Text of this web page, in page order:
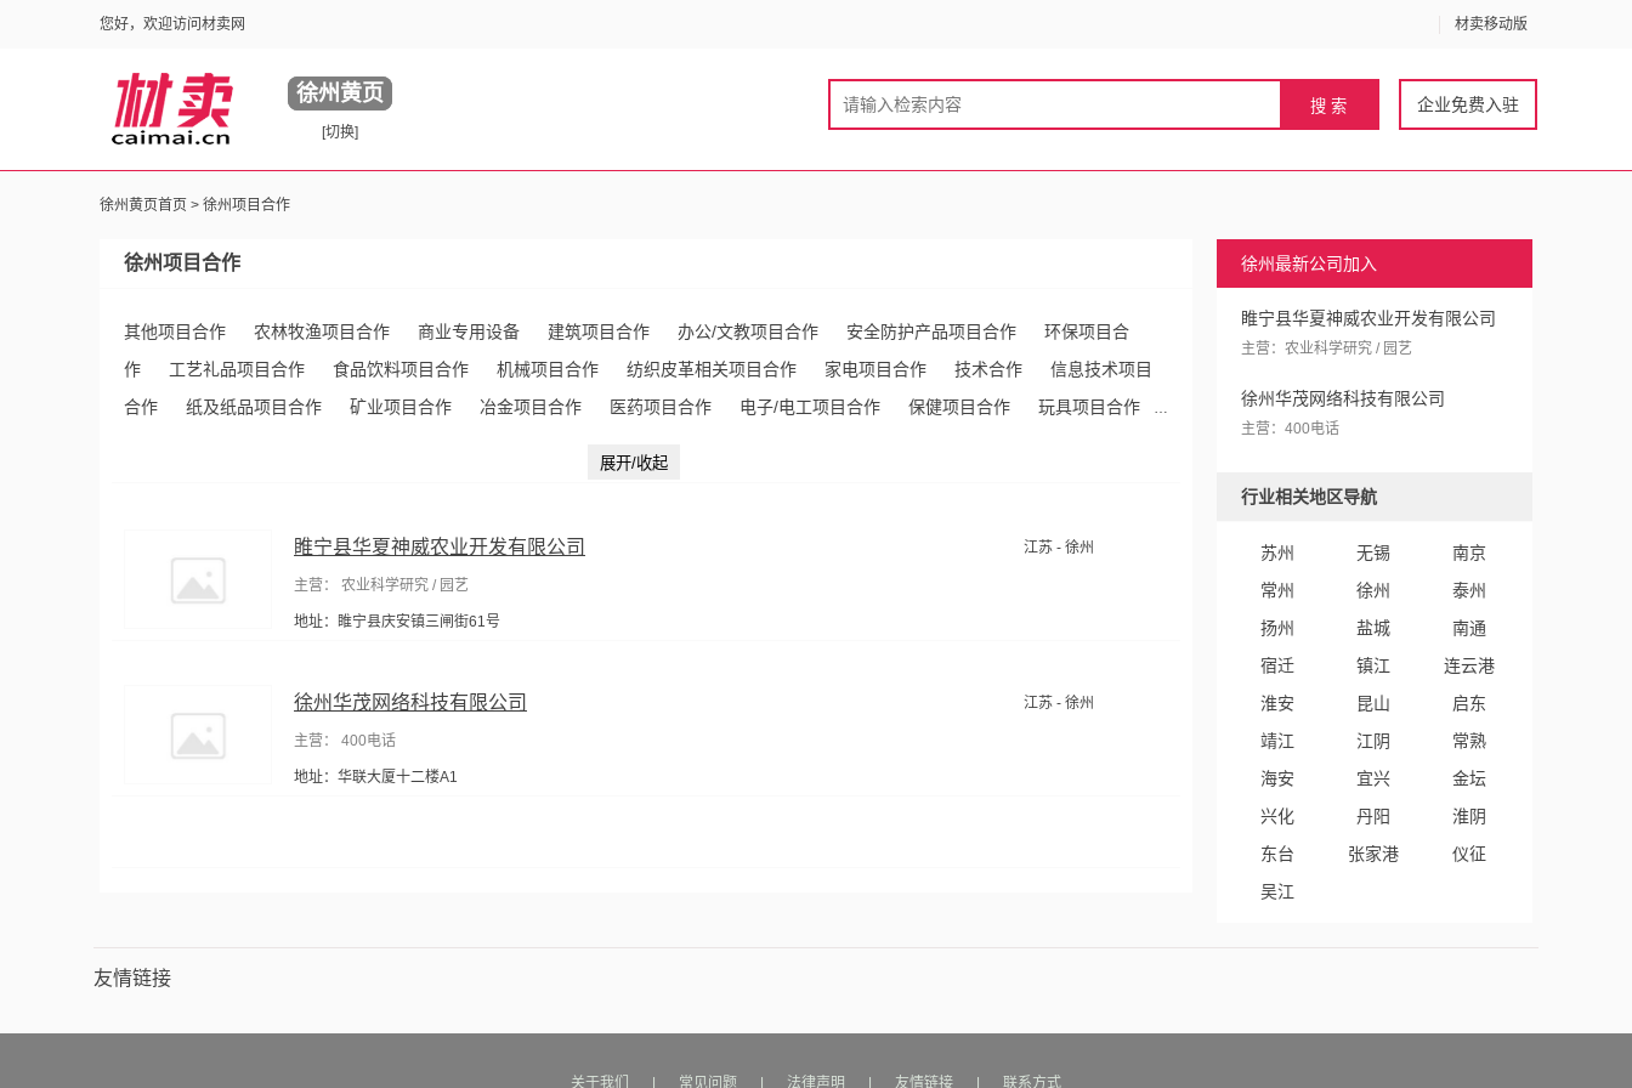
您好，欢迎访问材卖网 材卖移动版
徐州黄页
[切换]
企业免费入驻
徐州黄页首页 > 徐州项目合作
徐州项目合作
其他项目合作 农林牧渔项目合作 商业专用设备 建筑项目合作 办公/文教项目合作 安全防护产品项目合作
环保项目合
作
工艺礼品项目合作 食品饮料项目合作 机械项目合作 纺织皮革相关项目合作 家电项目合作 技术合作
信息技术项目
合作
纸及纸品项目合作 矿业项目合作 冶金项目合作 医药项目合作 电子/电工项目合作 保健项目合作
玩具项目合作
展开/收起
睢宁县华夏神威农业开发有限公司 江苏 - 徐州
主营： 农业科学研究 / 园艺
地址：睢宁县庆安镇三闸街61号
徐州华茂网络科技有限公司 江苏 - 徐州
主营： 400电话
地址：华联大厦十二楼A1
徐州最新公司加入
睢宁县华夏神威农业开发有限公司
主营：农业科学研究 / 园艺
徐州华茂网络科技有限公司
主营：400电话
行业相关地区导航
苏州 无锡
南京
常州
徐州
泰州
扬州
盐城
南通
宿迁
镇江
连云港
淮安
昆山
启东
靖江
江阴
常熟
海安
宜兴
金坛
兴化
丹阳
淮阴
东台
张家港
仪征
吴江
友情链接
关于我们 常见问题 法律声明 友情链接 联系方式